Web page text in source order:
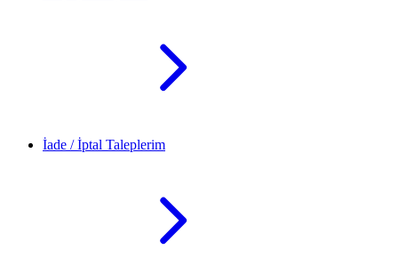
İade / İptal Taleplerim